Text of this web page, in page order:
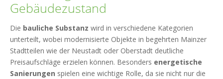
Gebäudezustand
Die bauliche Substanz wird in verschiedene Kategorien
unterteilt, wobei modernisierte Objekte in begehrten Mainzer
Stadtteilen wie der Neustadt oder Oberstadt deutliche
Preisaufschläge erzielen können. Besonders energetische
Sanierungen spielen eine wichtige Rolle, da sie nicht nur die